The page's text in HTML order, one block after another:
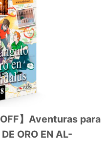
】Aventuras para
ORO EN AL-